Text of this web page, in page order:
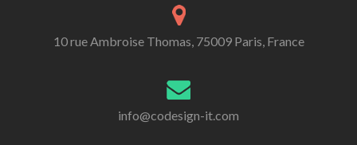
10 rue Ambroise Thomas, 75009 Paris, France
info@codesign-it.com